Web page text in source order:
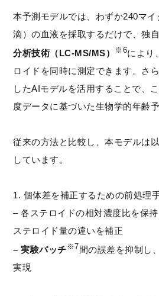
本予測モデルでは、わずか240マ
滴）の血液を採取するだけで、独
分析技術（LC-MS/MS）
※6により
ロイドを同時に測定できます。さ
したAIモデルを活用することで、
度データに基づいた生物学的年齢
従来の方法と比較し、本モデルは
しています。
1. 個体差を補正するための前処理
– 各ステロイドの相対濃度比を保
ステロイド量の違いを補正
– 実験バッチ ※7間の誤差を抑制し
実現